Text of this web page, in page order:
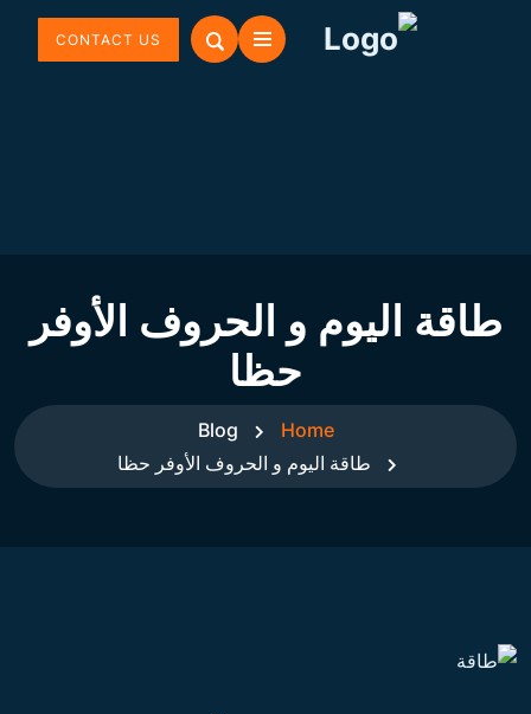
CONTACT US
طاقة اليوم و الحروف الأوفر
حظا
Home
Blog
طاقة اليوم و الحروف الأوفر حظا